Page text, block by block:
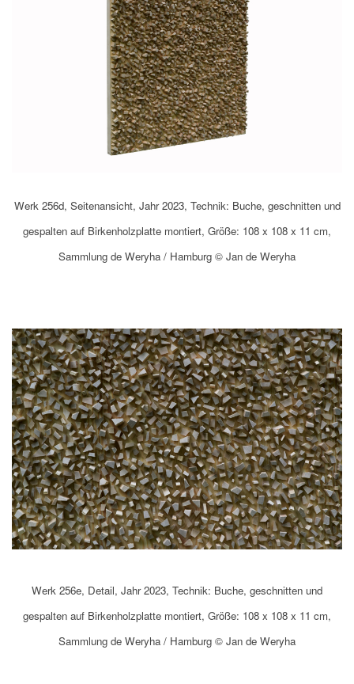
Werk 256d, Seitenansicht, Jahr 2023, Technik: Buche, geschnitten und
gespalten auf Birkenholzplatte montiert, Größe: 108 x 108 x 11 cm,
Sammlung de Weryha / Hamburg © Jan de Weryha
Werk 256e, Detail, Jahr 2023, Technik: Buche, geschnitten und
gespalten auf Birkenholzplatte montiert, Größe: 108 x 108 x 11 cm,
Sammlung de Weryha / Hamburg © Jan de Weryha